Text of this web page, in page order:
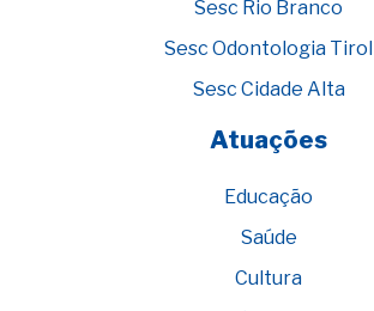
Sesc Rio Branco
Sesc Odontologia Tirol
Sesc Cidade Alta
Atuações
Educação
Saúde
Cultura